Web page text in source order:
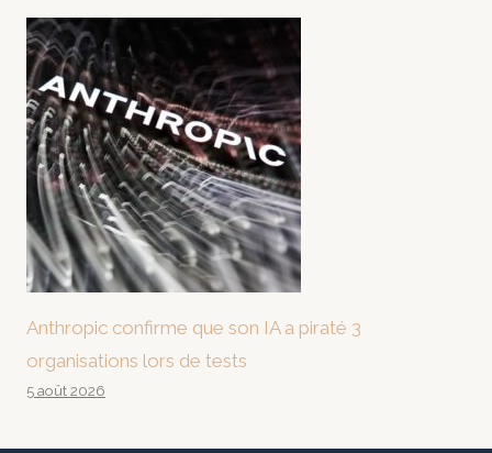
Anthropic confirme que son IA a piraté 3
organisations lors de tests
5 août 2026